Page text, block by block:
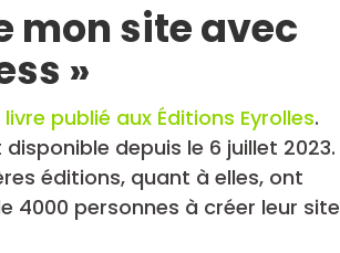
mon site avec
»
livre publié aux Éditions Eyrolles.
disponible depuis le 6 juillet 2023.
éditions, quant à elles, ont
4000 personnes à créer leur site